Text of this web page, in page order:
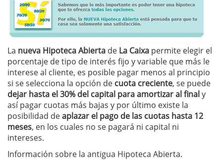
La nueva Hipoteca Abierta de La Caixa permite elegir el
porcentaje de tipo de interés fijo y variable que más le
interese al cliente, es posible pagar menos al principio
si se selecciona la opción de cuota creciente, se puede
dejar hasta el 30% del capital para amortizar al finaly
así pagar cuotas más bajas y por último existe la
posibilidad deaplazar el pago de las cuotas hasta 12
meses, en los cuales no se pagará ni capital ni
intereses.
Información sobre la antigua Hipoteca Abierta.